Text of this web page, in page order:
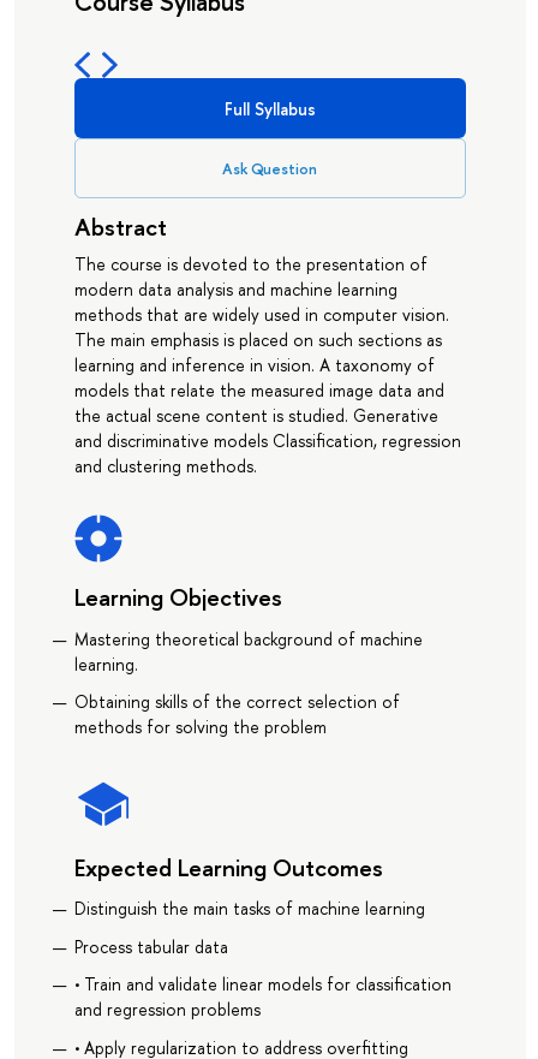
Full Syllabus
Ask Question
Abstract
The course is devoted to the presentation of
modern data analysis and machine learning
methods that are widely used in computer vision.
The main emphasis is placed on such sections as
learning and inference in vision. A taxonomy of
models that relate the measured image data and
the actual scene content is studied. Generative
and discriminative models Classification, regression
and clustering methods.
Learning Objectives
Mastering theoretical background of machine
learning.
Obtaining skills of the correct selection of
methods for solving the problem
Expected Learning Outcomes
Distinguish the main tasks of machine learning
Process tabular data
• Train and validate linear models for classification
and regression problems
• Apply regularization to address overfitting